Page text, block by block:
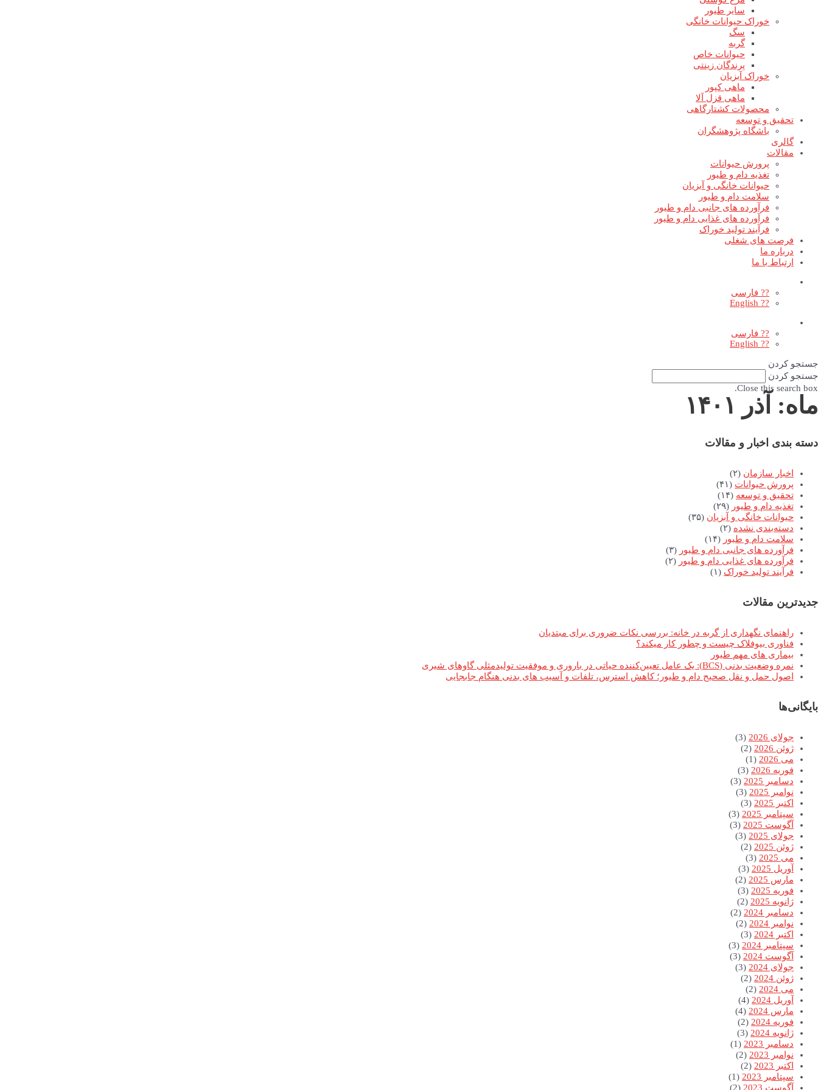
سایر طیور
خوراک حیوانات خانگی
سگ
گربه
حیوانات خاص
پرندگان زینتی
خوراک آبزیان
ماهی کپور
ماهی قزل آلا
محصولات کشتارگاهی
تحقیق و توسعه
باشگاه پژوهشگران
گالری
مقالات
پرورش حیوانات
تغذیه دام و طیور
حیوانات خانگی و آبزیان
سلامت دام و طیور
فرآورده های جانبی دام و طیور
فرآورده های غذایی دام و طیور
فرآیند تولید خوراک
فرصت های شغلی
درباره ما
ارتباط با ما
?? فارسی
?? English
?? فارسی
?? English
جستجو کردن
جستجو کردن
Close this search box.
ماه: آذر ۱۴۰۱
دسته بندی اخبار و مقالات
اخبار سازمان (۲)
پرورش حیوانات (۴۱)
تحقیق و توسعه (۱۴)
تغذیه دام و طیور (۲۹)
حیوانات خانگی و آبزیان (۳۵)
دسته‌بندی نشده (۲)
سلامت دام و طیور (۱۴)
فرآورده های جانبی دام و طیور (۳)
فرآورده های غذایی دام و طیور (۲)
فرآیند تولید خوراک (۱)
جدیدترین مقالات
راهنمای نگهداری از گربه در خانه: بررسی نکات ضروری برای مبتدیان
فناوری بیوفلاک چیست و چطور کار میکند؟
بیماری های مهم طیور
نمره وضعیت بدنی (BCS): یک عامل تعیین‌کننده حیاتی در باروری و موفقیت تولیدمثلی گاوهای شیری
اصول حمل و نقل صحیح دام و طیور؛ کاهش استرس، تلفات و آسیب های بدنی هنگام جابجایی
بایگانی‌ها
جولای 2026
(3)
ژوئن 2026
(2)
می 2026
(1)
فوریه 2026
(3)
دسامبر 2025
(3)
نوامبر 2025
(3)
اکتبر 2025
(3)
سپتامبر 2025
(3)
آگوست 2025
(3)
جولای 2025
(3)
ژوئن 2025
(2)
می 2025
(3)
آوریل 2025
(3)
مارس 2025
(2)
فوریه 2025
(3)
ژانویه 2025
(2)
دسامبر 2024
(2)
نوامبر 2024
(2)
اکتبر 2024
(3)
سپتامبر 2024
(3)
آگوست 2024
(3)
جولای 2024
(3)
ژوئن 2024
(2)
می 2024
(2)
آوریل 2024
(4)
مارس 2024
(4)
فوریه 2024
(2)
ژانویه 2024
(3)
دسامبر 2023
(1)
نوامبر 2023
(2)
اکتبر 2023
(2)
سپتامبر 2023
(1)
آگوست 2023
(2)